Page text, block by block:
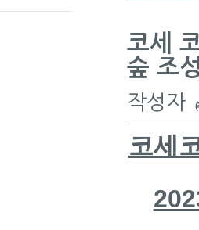
코세
숲 조
작성자
코세